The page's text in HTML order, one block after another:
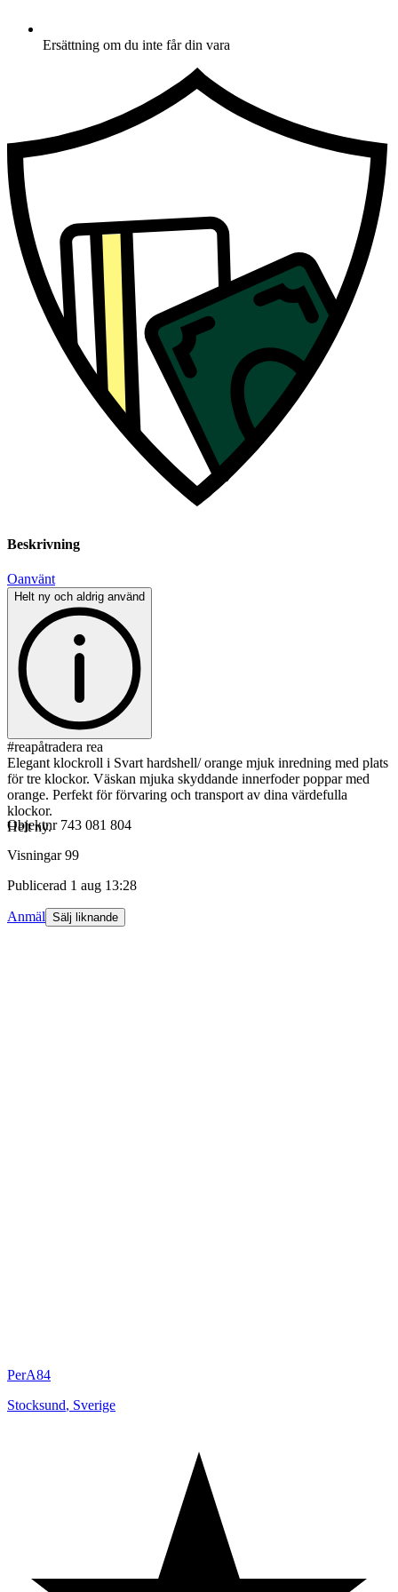
Ersättning om du inte får din vara
Beskrivning
Oanvänt
Helt ny och aldrig använd
#reapåtradera rea
Elegant klockroll i Svart hardshell/ orange mjuk inredning med plats
för tre klockor. Väskan mjuka skyddande innerfoder poppar med
orange. Perfekt för förvaring och transport av dina värdefulla
klockor.
Helt ny.
Objektnr 743 081 804
Visningar 99
Publicerad 1 aug 13:28
Anmäl Sälj liknande
PerA84
Stocksund, Sverige